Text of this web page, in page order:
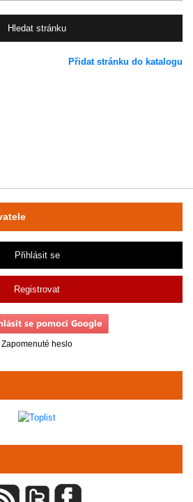
Přihlásit se
Registrovat
Zapomenuté heslo
Přidat stránku do katalogu